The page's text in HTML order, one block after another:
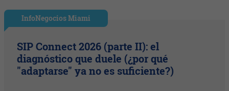
InfoNegocios Miami
SIP Connect 2026 (parte II): el
diagnóstico que duele (¿por qué
"adaptarse" ya no es suficiente?)